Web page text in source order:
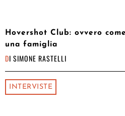
Hovershot Club: ovvero
una famiglia
DI SIMONE RASTELLI
INTERVISTE